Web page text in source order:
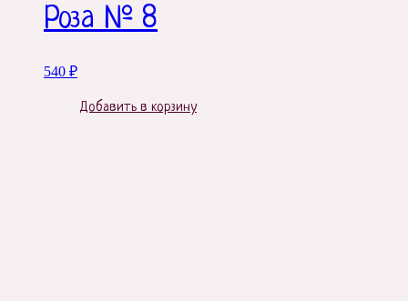
Роза № 8
540 ₽
Добавить в корзину